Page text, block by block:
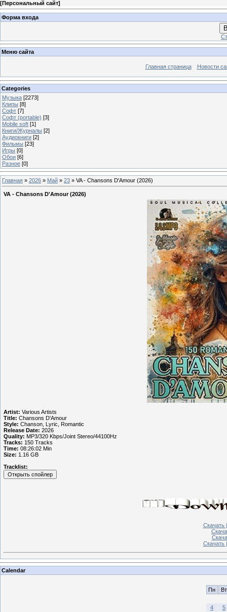
[Персональный сайт]
Форма входа
Меню сайта
Главная страница Новости
Categories
Музыка [2273]
Клипы [8]
Софт [7]
Софт (portable) [3]
Mobile soft [1]
Книги/Журналы [2]
Аудиокниги [2]
Фильмы [23]
Игры [0]
Обои [6]
Разное [0]
Главная » 2026 » Май » 23 » VA - Chansons D'Amour (2026)
VA - Chansons D'Amour (2026)
Artist: Various Artists
Title: Chansons D'Amour
Style: Chanson, Lyric, Romantic
Release Date: 2026
Quality: MP3/320 Kbps/Joint Stereo/44100Hz
Tracks: 150 Tracks
Time: 08:26:02 Min
Size: 1.16 GB
Tracklist:
Скачать
Скачать
Calendar
Пн Вт
4
5